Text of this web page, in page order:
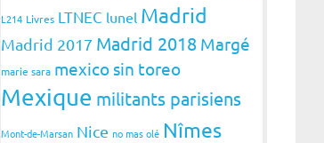
L214 Livres LTNEC lunel Madrid
Madrid 2017 Madrid 2018 Margé
marie sara mexico sin toreo
Mexique militants parisiens
Mont-de-Marsan Nice no mas olé Nîmes